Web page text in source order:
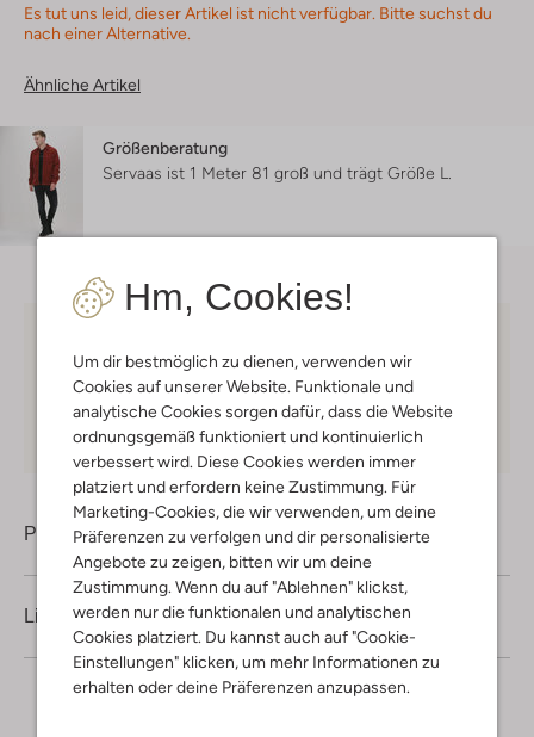
Hm, Cookies!
Um dir bestmöglich zu dienen, verwenden wir
Cookies auf unserer Website. Funktionale und
analytische Cookies sorgen dafür, dass die Website
ordnungsgemäß funktioniert und kontinuierlich
verbessert wird. Diese Cookies werden immer
platziert und erfordern keine Zustimmung. Für
Marketing-Cookies, die wir verwenden, um deine
Präferenzen zu verfolgen und dir personalisierte
Angebote zu zeigen, bitten wir um deine
Zustimmung. Wenn du auf "Ablehnen" klickst,
werden nur die funktionalen und analytischen
Cookies platziert. Du kannst auch auf "Cookie-
Einstellungen" klicken, um mehr Informationen zu
erhalten oder deine Präferenzen anzupassen.
Es tut uns leid, dieser Artikel ist nicht verfügbar. Bitte suchst du
nach einer Alternative.
Ähnliche Artikel
Größenberatung
Servaas ist 1 Meter 81 groß und trägt Größe L.
Mitglieder in Deutschland
Kauf auf Rechnung 30 TagenRückgaberecht
Produktinformation
Lieferung & Rückgabe